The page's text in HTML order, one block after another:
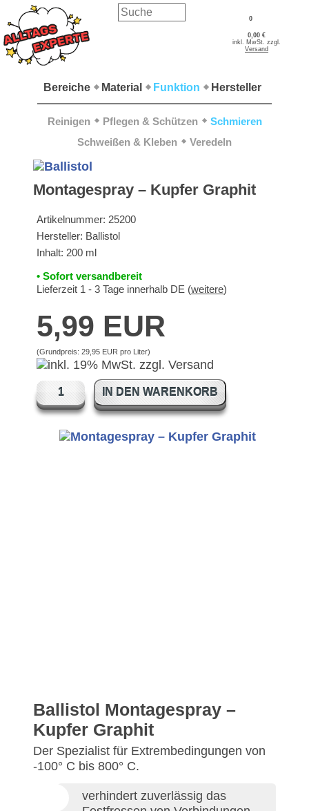
0
0,00 €
inkl. MwSt. zzgl.
Versand
Bereiche Material Funktion Hersteller
Reinigen Pflegen & Schützen
Schmieren
Schweißen & Kleben
Veredeln
Montagespray – Kupfer Graphit
Artikelnummer: 25200
Hersteller: Ballistol
Inhalt: 200 ml
• Sofort versandbereit
Lieferzeit 1 - 3 Tage innerhalb DE (weitere)
5,99 EUR
(Grundpreis: 29,95 EUR pro Liter)
IN DEN WARENKORB
Ballistol Montagespray –
Kupfer Graphit
Der Spezialist für Extrembedingungen von
-100° C bis 800° C.
verhindert zuverlässig das